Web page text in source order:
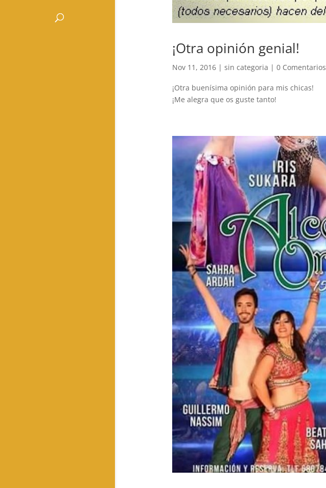
¡Otra opinión genial!
Nov 11, 2016| sin categoria | 0 Comentarios
¡Otra buenísima opinión para mis chicas!
¡Me alegra que os guste tanto!